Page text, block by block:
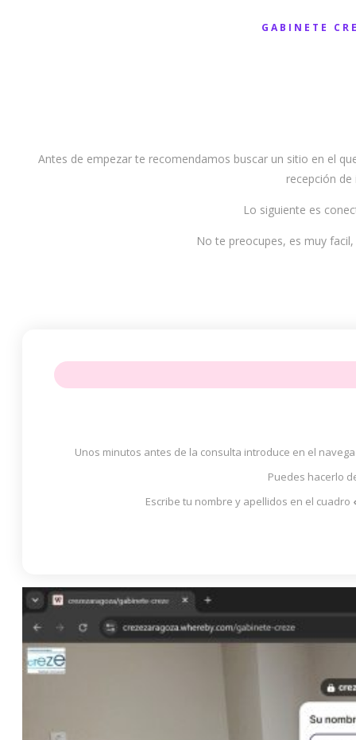
GABINETE
Antes de empezar te recomendamos buscar un sitio en el
recepción
Lo siguiente es
No te preocupes, es muy
Unos minutos antes de la consulta introduce en el
Puedes hacerlo
Escribe tu nombre y apellidos en el cuadro